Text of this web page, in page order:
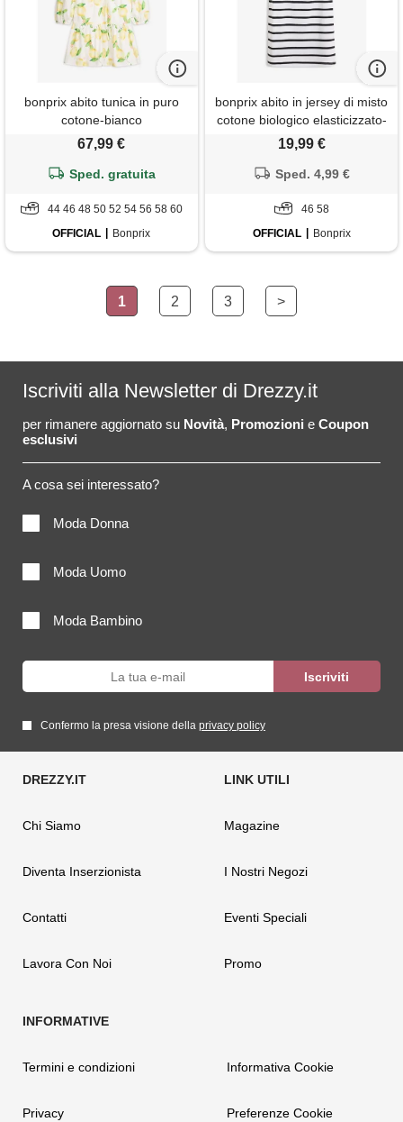
bonprix abito tunica in puro
cotone-bianco
67,99 €
Sped. gratuita
44 46 48 50 52 54 56 58 60
OFFICIAL
Bonprix
bonprix abito in jersey di misto
cotone biologico elasticizzato-
bianco
19,99 €
Sped. 4,99 €
46 58
OFFICIAL
Bonprix
1 2 3 >
Iscriviti alla Newsletter di Drezzy.it
per rimanere aggiornato su Novità, Promozioni e Coupon
esclusivi
A cosa sei interessato?
Moda Donna
Moda Uomo
Moda Bambino
Confermo la presa visione della privacy policy
Chi Siamo
Diventa Inserzionista
Contatti
Lavora Con Noi
Magazine
I Nostri Negozi
Eventi Speciali
Promo
Termini e condizioni
Privacy
Informativa Cookie
Preferenze Cookie